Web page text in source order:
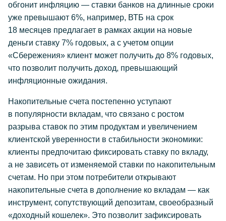
обгонит инфляцию — ставки банков на длинные сроки
уже превышают 6%, например, ВТБ на срок
18 месяцев предлагает в рамках акции на новые
деньги ставку 7% годовых, а с учетом опции
«Сбережения» клиент может получить до 8% годовых,
что позволит получить доход, превышающий
инфляционные ожидания.
Накопительные счета постепенно уступают
в популярности вкладам, что связано с ростом
разрыва ставок по этим продуктам и увеличением
клиентской уверенности в стабильности экономики:
клиенты предпочитаю фиксировать ставку по вкладу,
а не зависеть от изменяемой ставки по накопительным
счетам. Но при этом потребители открывают
накопительные счета в дополнение ко вкладам — как
инструмент, сопутствующий депозитам, своеобразный
«доходный кошелек». Это позволит зафиксировать